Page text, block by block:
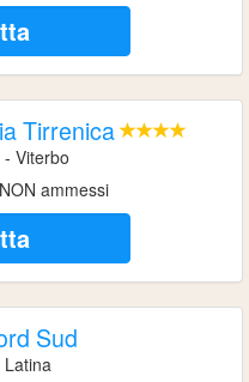
Tirrenica
Viterbo
NON ammessi
Sud